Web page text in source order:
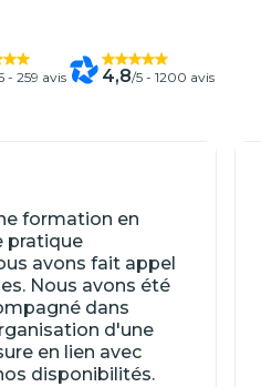
- 259 avis 4,8/5 - 1200 avis
formation en
pratique
avons fait appel
Nous avons été
dans
d'une
en lien avec
disponibilités.